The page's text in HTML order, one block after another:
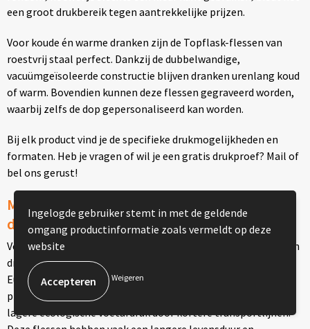
een groot drukbereik tegen aantrekkelijke prijzen.
Voor koude én warme dranken zijn de Topflask-flessen van
roestvrij staal perfect. Dankzij de dubbelwandige,
vacuümgeïsoleerde constructie blijven dranken urenlang koud
of warm. Bovendien kunnen deze flessen gegraveerd worden,
waarbij zelfs de dop gepersonaliseerd kan worden.
Bij elk product vind je de specifieke drukmogelijkheden en
formaten. Heb je vragen of wil je een gratis drukproef? Mail of
bel ons gerust!
Made in Europe: de voordelen van luxe
drinkflessen
Veel luxe merken, zoals Mepal en Circular&Co, produceren hun
drinkflessen in Europa, wat aanzienlijke voordelen biedt.
Europese productie betekent hogere arbeids- en
productienormen, strengere kwaliteitscontroles en een
lagere ecologische voetafdruk door kortere transportlijnen.
Ingelogde gebruiker stemt in met de geldende
omgang productinformatie zoals vermeldt op deze
website
Weigeren